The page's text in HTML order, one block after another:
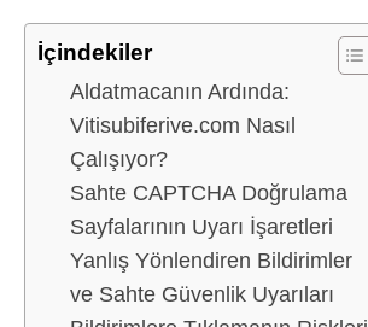
İçindekiler
Aldatmacanın Ardında:
Vitisubiferive.com Nasıl
Çalışıyor?
Sahte CAPTCHA Doğrulama
Sayfalarının Uyarı İşaretleri
Yanlış Yönlendiren Bildirimler
ve Sahte Güvenlik Uyarıları